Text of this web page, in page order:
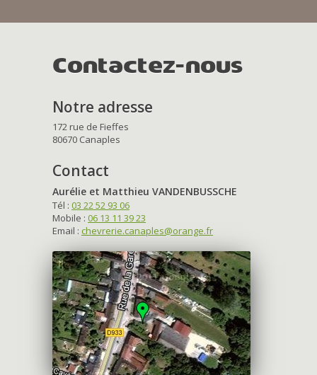
Contactez-nous
Notre adresse
172 rue de Fieffes
80670 Canaples
Contact
Aurélie et Matthieu VANDENBUSSCHE
Tél : 03 22 52 93 06
Mobile : 06 13 11 39 23
Email : chevrerie.canaples@orange.fr